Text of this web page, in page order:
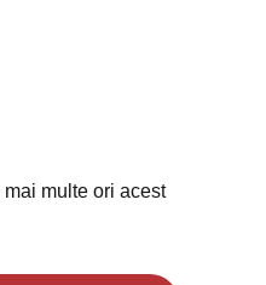
multe ori acest